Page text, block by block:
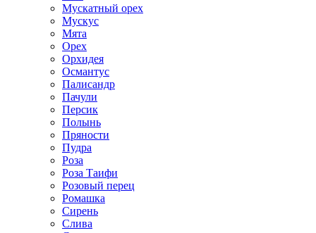
Мускатный орех
Мускус
Мята
Орех
Орхидея
Османтус
Палисандр
Пачули
Персик
Полынь
Пряности
Пудра
Роза
Роза Таифи
Розовый перец
Ромашка
Сирень
Слива